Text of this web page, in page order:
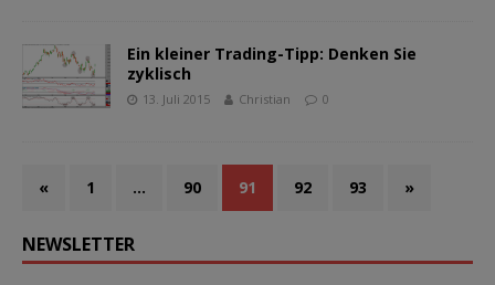
Ein kleiner Trading-Tipp: Denken Sie
zyklisch
13. Juli 2015 Christian 0
« 1 … 90 91 92 93 »
NEWSLETTER